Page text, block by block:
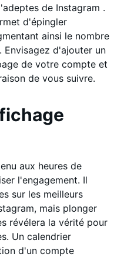
de Instagram .
d'épingler
ainsi le nombre
d'ajouter un
de votre compte et
de vous suivre.
aux heures de
l'engagement. Il
sur les meilleurs
mais plonger
révélera la vérité pour
Un calendrier
d'un compte